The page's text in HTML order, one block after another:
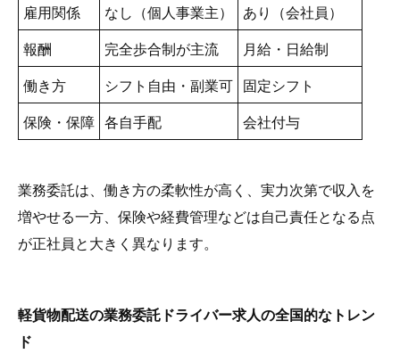
雇用関係
なし（個人事業主）
あり（会社員）
報酬
完全歩合制が主流
月給・日給制
働き方
シフト自由・副業可 固定シフト
保険・保障 各自手配 会社付与
業務委託は、働き方の柔軟性が高く、実力次第で収入を
増やせる一方、保険や経費管理などは自己責任となる点
が正社員と大きく異なります。
軽貨物配送の業務委託ドライバー求人の全国的なトレン
ド